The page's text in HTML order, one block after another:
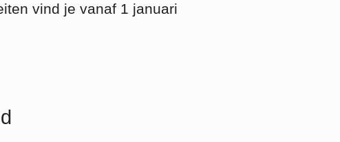
vind je vanaf 1 januari